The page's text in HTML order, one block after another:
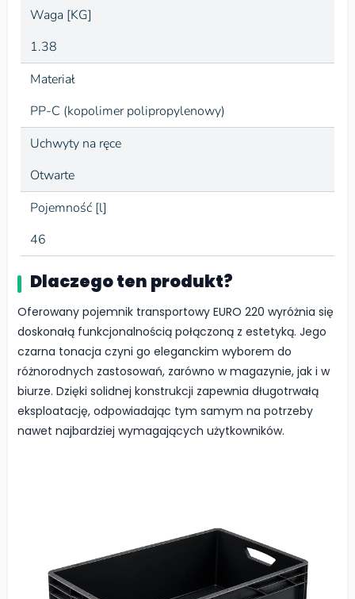
Waga [KG]
1.38
Materiał
PP-C (kopolimer polipropylenowy)
Uchwyty na ręce
Otwarte
Pojemność [l]
46
Dlaczego ten produkt?
Oferowany pojemnik transportowy EURO 220 wyróżnia się
doskonałą funkcjonalnością połączoną z estetyką. Jego
czarna tonacja czyni go eleganckim wyborem do
różnorodnych zastosowań, zarówno w magazynie, jak i w
biurze. Dzięki solidnej konstrukcji zapewnia długotrwałą
eksploatację, odpowiadając tym samym na potrzeby
nawet najbardziej wymagających użytkowników.